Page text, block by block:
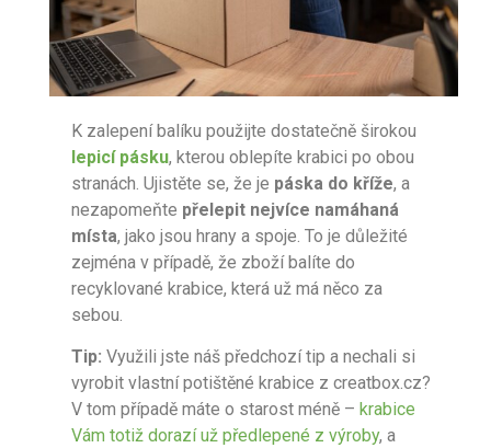
K zalepení balíku použijte dostatečně širokou
lepicí pásku, kterou oblepíte krabici po obou
stranách. Ujistěte se, že je páska do kříže, a
nezapomeňte přelepit nejvíce namáhaná
místa, jako jsou hrany a spoje. To je důležité
zejména v případě, že zboží balíte do
recyklované krabice, která už má něco za
sebou.
Tip: Využili jste náš předchozí tip a nechali si
vyrobit vlastní potištěné krabice z creatbox.cz?
V tom případě máte o starost méně – krabice
Vám totiž dorazí už předlepené z výroby, a